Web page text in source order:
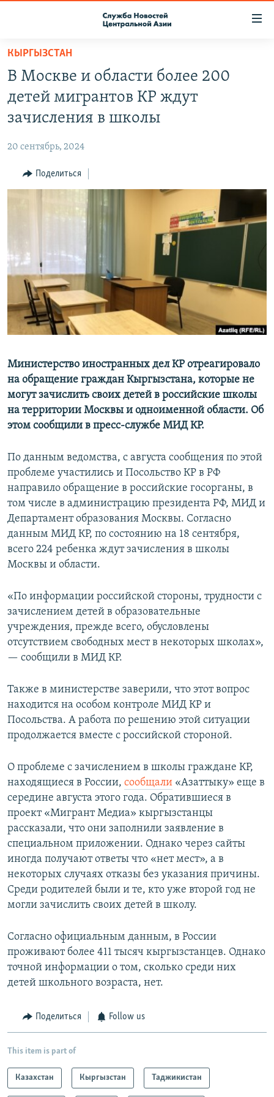
Вернуться
основному
содержанию
главной
навигации
Вернутся
НАСТОЯЩЕЕ ВРЕМЯ
МИГРАНТ МЕДИА
КЫРГЫЗСТАН
В Москве и области более 200
детей мигрантов КР ждут
зачисления в школы
20 сентябрь, 2024
Поделиться
Министерство иностранных дел КР отреагировало
на обращение граждан Кыргызстана, которые не
могут зачислить своих детей в российские школы
на территории Москвы и одноименной области. Об
этом сообщили в пресс-службе МИД КР.
По данным ведомства, с августа сообщения по этой
проблеме участились и Посольство КР в РФ
направило обращение в российские госорганы, в
том числе в администрацию президента РФ, МИД и
Департамент образования Москвы. Согласно
данным МИД КР, по состоянию на 18 сентября,
всего 224 ребенка ждут зачисления в школы
Москвы и области.
«По информации российской стороны, трудности с
зачислением детей в образовательные
учреждения, прежде всего, обусловлены
отсутствием свободных мест в некоторых школах»,
— сообщили в МИД КР.
Также в министерстве заверили, что этот вопрос
находится на особом контроле МИД КР и
Посольства. А работа по решению этой ситуации
продолжается вместе с российской стороной.
О проблеме с зачислением в школы граждане КР,
находящиеся в России, сообщали «Азаттыку» еще в
середине августа этого года. Обратившиеся в
проект «Мигрант Медиа» кыргызстанцы
рассказали, что они заполнили заявление в
специальном приложении. Однако через сайты
иногда получают ответы что «нет мест», а в
некоторых случаях отказы без указания причины.
Среди родителей были и те, кто уже второй год не
могли зачислить своих детей в школу.
Согласно официальным данным, в России
проживают более 411 тысяч кыргызстанцев. Однако
точной информации о том, сколько среди них
детей школьного возраста, нет.
Поделиться Follow us
This item is part of
Казахстан Кыргызстан Таджикистан